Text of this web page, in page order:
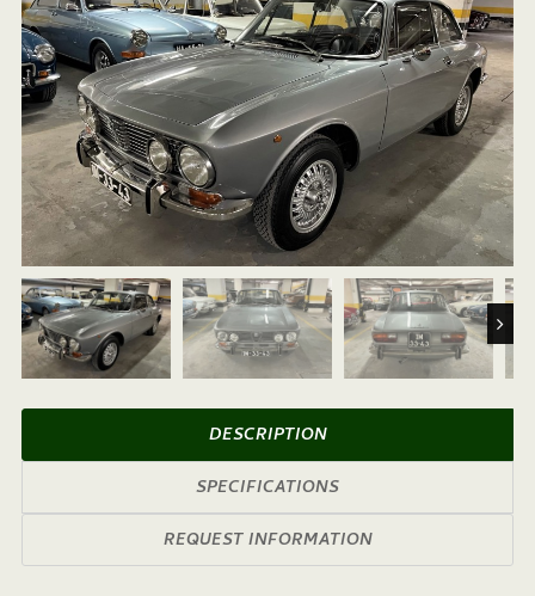
Next
DESCRIPTION
SPECIFICATIONS
REQUEST INFORMATION